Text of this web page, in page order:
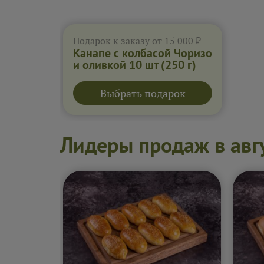
Подарок к заказу от 15 000 ₽
Канапе с колбасой Чоризо
и оливкой 10 шт(250 г)
Выбрать подарок
Лидеры продаж в